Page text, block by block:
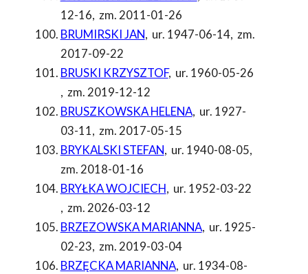
12-16, zm. 2011-01-26
BRUMIRSKI JAN, ur. 1947-06-14, zm.
2017-09-22
BRUSKI KRZYSZTOF, ur. 1960-05-26
, zm. 2019-12-12
BRUSZKOWSKA HELENA, ur. 1927-
03-11, zm. 2017-05-15
BRYKALSKI STEFAN, ur. 1940-08-05,
zm. 2018-01-16
BRYŁKA WOJCIECH, ur. 1952-03-22
, zm. 2026-03-12
BRZEZOWSKA MARIANNA, ur. 1925-
02-23, zm. 2019-03-04
BRZĘCKA MARIANNA, ur. 1934-08-